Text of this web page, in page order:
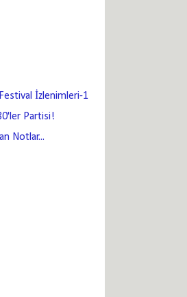
İzlenimleri-1
Partisi!
Notlar...